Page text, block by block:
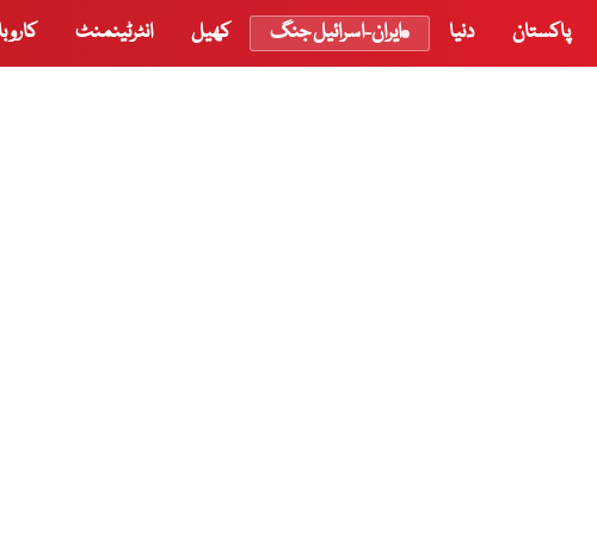
پاکستان دنیا ایران-اسرائیل جنگ کھیل انٹرٹینمنٹ